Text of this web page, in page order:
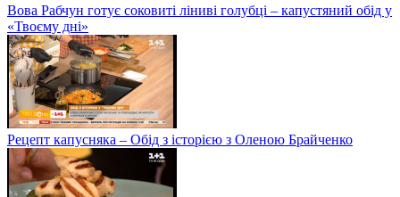
Вова Рабчун готує соковиті ліниві голубці – капустяний обід у
«Твоєму дні»
Рецепт капусняка – Обід з історією з Оленою Брайченко